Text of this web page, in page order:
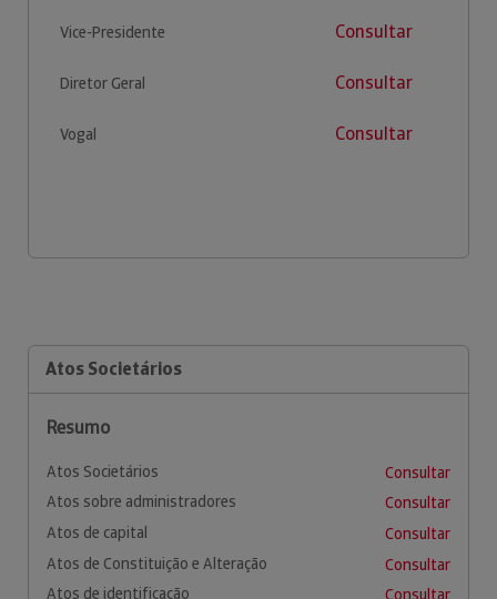
Vice-Presidente Consultar
Diretor Geral Consultar
Vogal Consultar
Atos Societários
Resumo
Atos Societários
Consultar
Atos sobre administradores
Consultar
Atos de capital
Consultar
Atos de Constituição e Alteração
Consultar
Atos de identificação
Consultar